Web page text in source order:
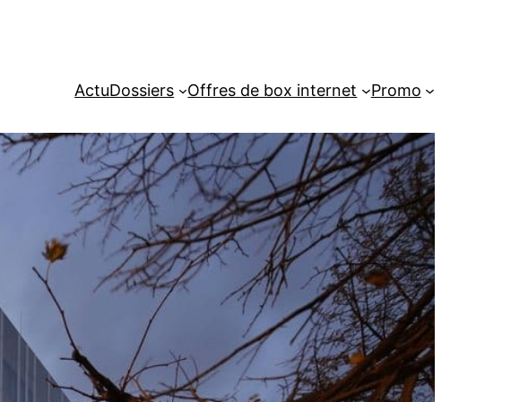
ActuDossiers Offres de box internet Promo